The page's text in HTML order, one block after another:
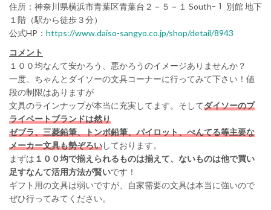
住所：神奈川県横浜市青葉区青葉台２－５－１ Southｰ１ 別館 地下
１階（駅から徒歩３分）
公式HP： https://www.daiso-sangyo.co.jp/shop/detail/8943
コメント
１００均なんて安かろう、悪かろうのイメージありませんか？
一度、ちゃんとダイソーの文具コーナーに行ってみて下さい！値
段の制限はありますが
文具のラインナップが本当に充実してます。そしてダイソーのプ
ライベートブランドは然り
ゼブラ、三菱鉛筆、トンボ鉛筆、パイロット、ぺんてる等主要な
メーカー文具も勢ぞろいしております。
まずは １００均で揃えられるものは揃えて、ないものは他で買い
足すなんて活用方法が賢いです！
ギフト用の文具は弱いですが、自家需要の文具は本当に強いので
ぜひ行ってみてください。